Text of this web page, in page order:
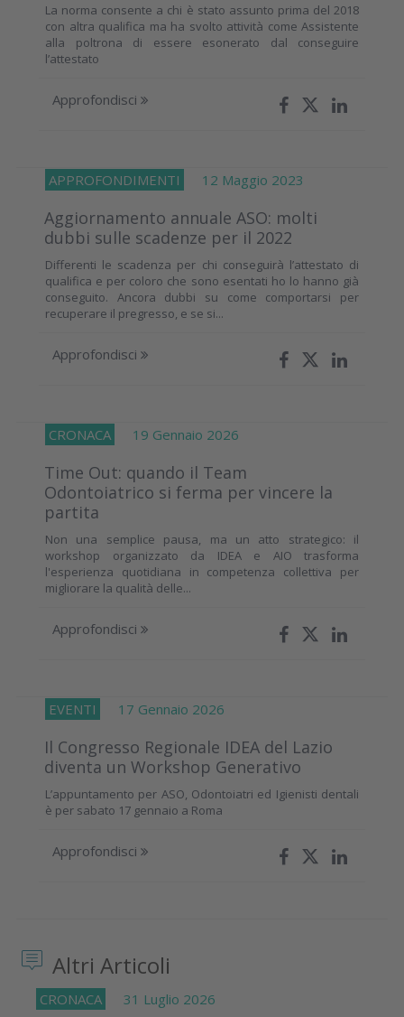
La norma consente a chi è stato assunto prima del 2018
con altra qualifica ma ha svolto attività come Assistente
alla poltrona di essere esonerato dal conseguire
l’attestato
Approfondisci
APPROFONDIMENTI 12 Maggio 2023
Aggiornamento annuale ASO: molti
dubbi sulle scadenze per il 2022
Differenti le scadenza per chi conseguirà l’attestato di
qualifica e per coloro che sono esentati ho lo hanno già
conseguito. Ancora dubbi su come comportarsi per
recuperare il pregresso, e se si...
Approfondisci
CRONACA 19 Gennaio 2026
Time Out: quando il Team
Odontoiatrico si ferma per vincere la
partita
Non una semplice pausa, ma un atto strategico: il
workshop organizzato da IDEA e AIO trasforma
l'esperienza quotidiana in competenza collettiva per
migliorare la qualità delle...
Approfondisci
EVENTI 17 Gennaio 2026
Il Congresso Regionale IDEA del Lazio
diventa un Workshop Generativo
L’appuntamento per ASO, Odontoiatri ed Igienisti dentali
è per sabato 17 gennaio a Roma
Approfondisci
Altri Articoli
CRONACA 31 Luglio 2026